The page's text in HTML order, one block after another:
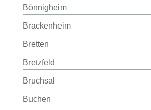
Bönnigheim
Brackenheim
Bretten
Bretzfeld
Bruchsal
Buchen